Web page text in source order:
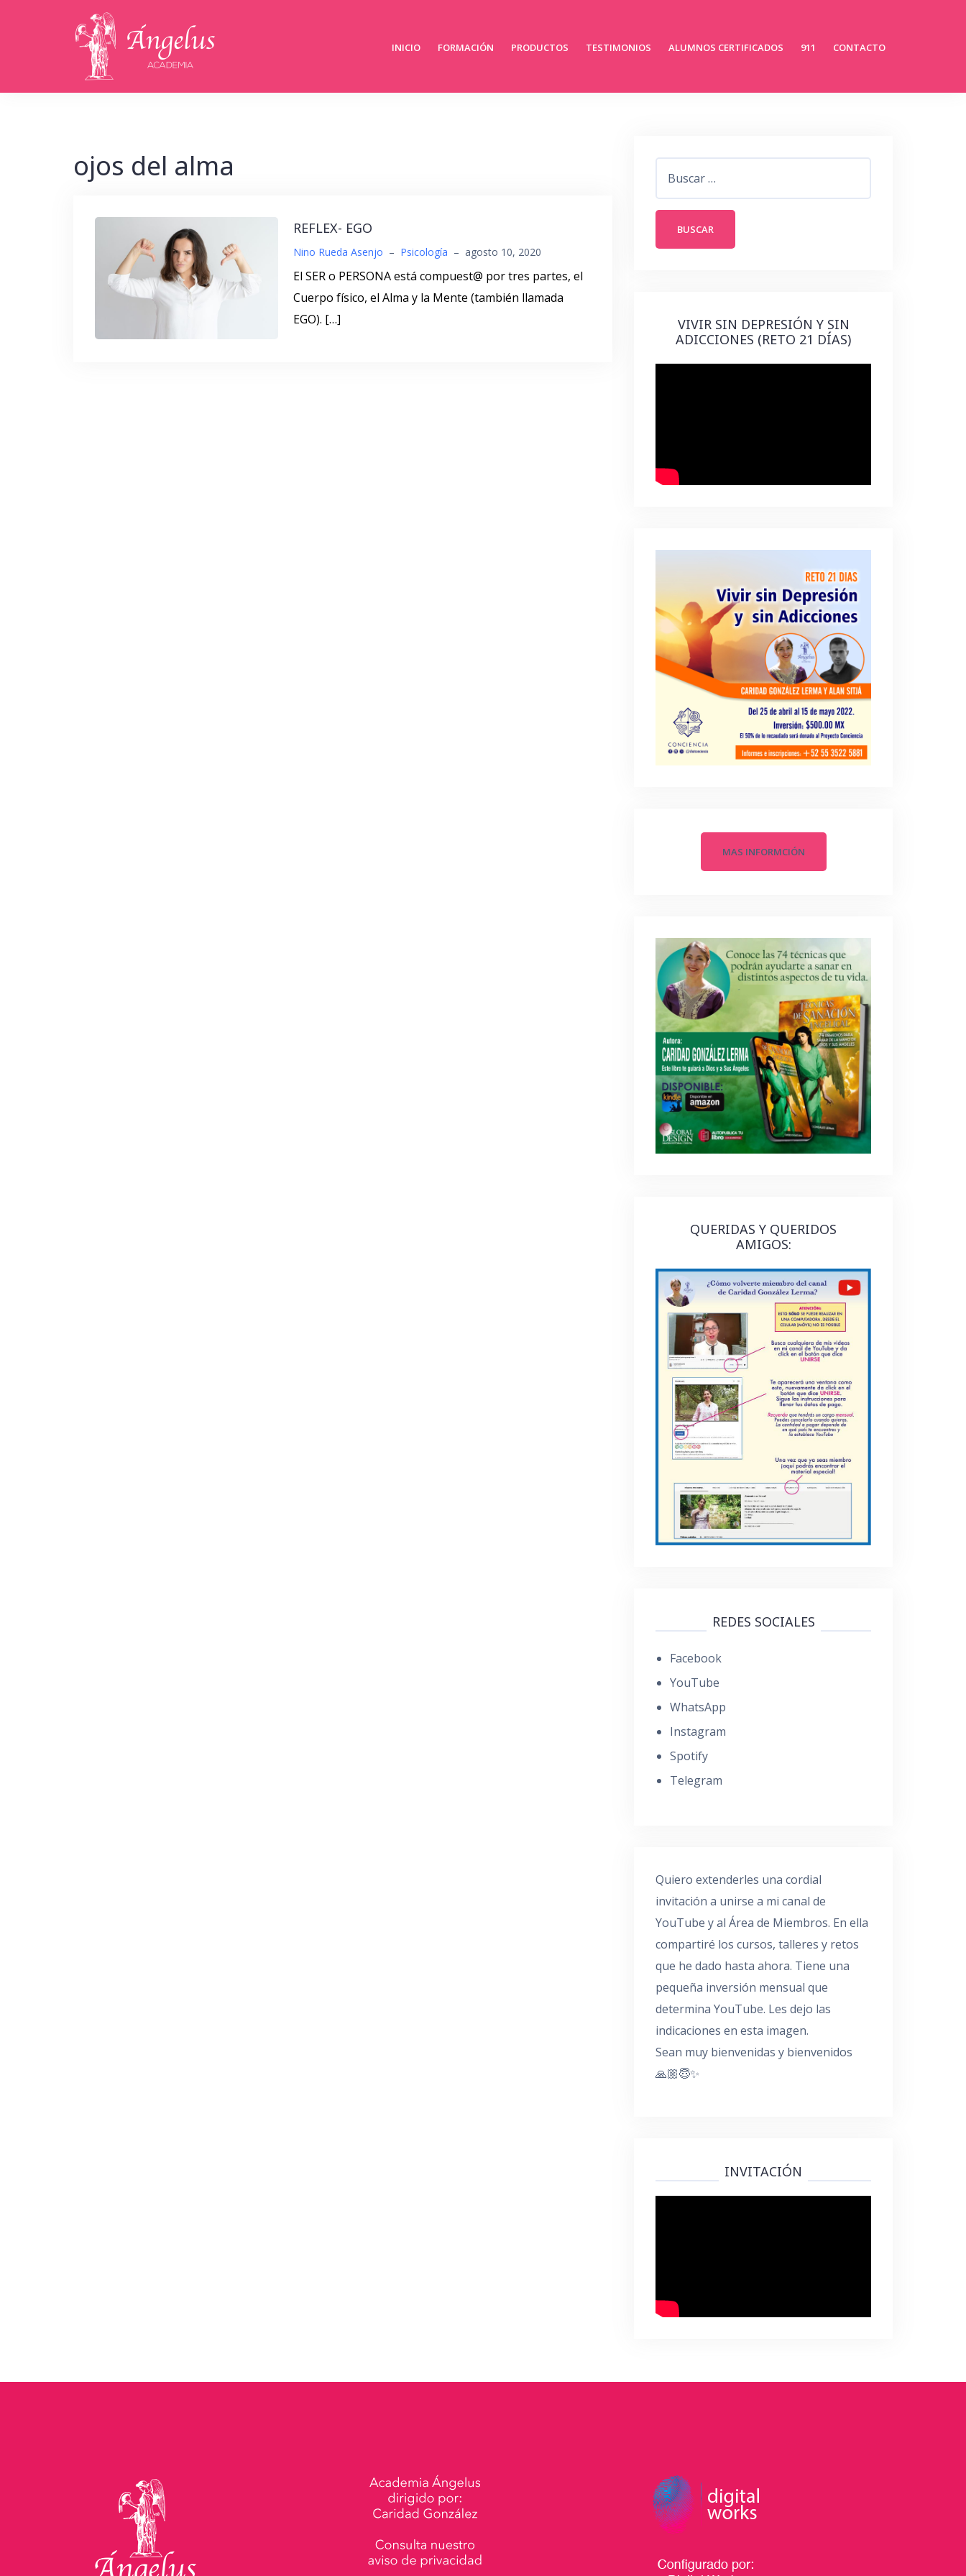
INICIO FORMACIÓN PRODUCTOS TESTIMONIOS ALUMNOS CERTIFICADOS 911 CONTACTO
ojos del alma
REFLEX- EGO
Nino Rueda Asenjo – Psicología – agosto 10, 2020
El SER o PERSONA está compuest@ por tres partes, el
Cuerpo físico, el Alma y la Mente (también llamada
EGO). […]
VIVIR SIN DEPRESIÓN Y SIN
ADICCIONES (RETO 21 DÍAS)
MAS INFORMCIÓN
QUERIDAS Y QUERIDOS
AMIGOS:
REDES SOCIALES
Facebook
YouTube
WhatsApp
Instagram
Spotify
Telegram
Quiero extenderles una cordial
invitación a unirse a mi canal de
YouTube y al Área de Miembros. En ella
compartiré los cursos, talleres y retos
que he dado hasta ahora. Tiene una
pequeña inversión mensual que
determina YouTube. Les dejo las
indicaciones en esta imagen.
Sean muy bienvenidas y bienvenidos
🙏🏼😇✨
INVITACIÓN